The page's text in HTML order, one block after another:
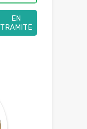
EN
TRAMITE